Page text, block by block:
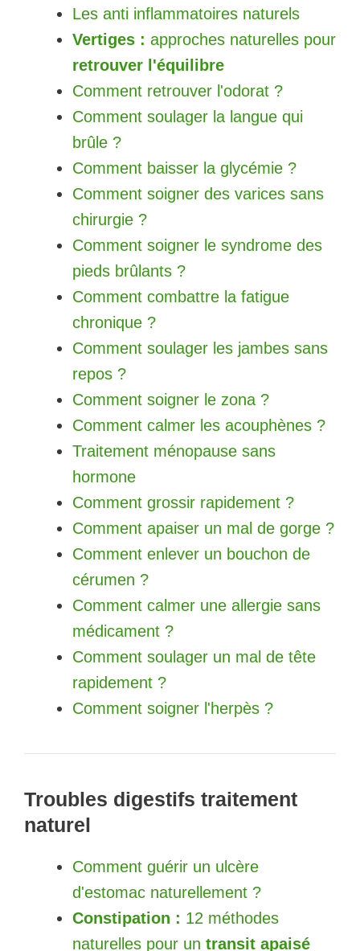
Les anti inflammatoires naturels
Vertiges : approches naturelles pour
retrouver l'équilibre
Comment retrouver l'odorat ?
Comment soulager la langue qui
brûle ?
Comment baisser la glycémie ?
Comment soigner des varices sans
chirurgie ?
Comment soigner le syndrome des
pieds brûlants ?
Comment combattre la fatigue
chronique ?
Comment soulager les jambes sans
repos ?
Comment soigner le zona ?
Comment calmer les acouphènes ?
Traitement ménopause sans
hormone
Comment grossir rapidement ?
Comment apaiser un mal de gorge ?
Comment enlever un bouchon de
cérumen ?
Comment calmer une allergie sans
médicament ?
Comment soulager un mal de tête
rapidement ?
Comment soigner l'herpès ?
Troubles digestifs traitement
naturel
Comment guérir un ulcère
d'estomac naturellement ?
Constipation : 12 méthodes
naturelles pour un transit apaisé